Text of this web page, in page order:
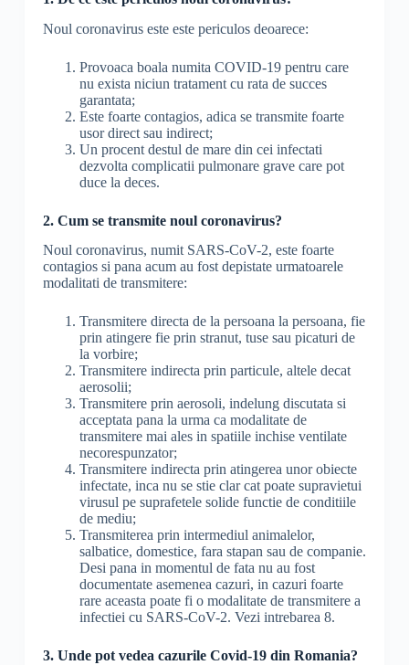
Noul coronavirus este este periculos deoarece:
Provoaca boala numita COVID-19 pentru care
nu exista niciun tratament cu rata de succes
garantata;
Este foarte contagios, adica se transmite foarte
usor direct sau indirect;
Un procent destul de mare din cei infectati
dezvolta complicatii pulmonare grave care pot
duce la deces.
2. Cum se transmite noul coronavirus?
Noul coronavirus, numit SARS-CoV-2, este foarte
contagios si pana acum au fost depistate urmatoarele
modalitati de transmitere:
Transmitere directa de la persoana la persoana, fie
prin atingere fie prin stranut, tuse sau picaturi de
la vorbire;
Transmitere indirecta prin particule, altele decat
aerosolii;
Transmitere prin aerosoli, indelung discutata si
acceptata pana la urma ca modalitate de
transmitere mai ales in spatiile inchise ventilate
necorespunzator;
Transmitere indirecta prin atingerea unor obiecte
infectate, inca nu se stie clar cat poate supravietui
virusul pe suprafetele solide functie de conditiile
de mediu;
Transmiterea prin intermediul animalelor,
salbatice, domestice, fara stapan sau de companie.
Desi pana in momentul de fata nu au fost
documentate asemenea cazuri, in cazuri foarte
rare aceasta poate fi o modalitate de transmitere a
infectiei cu SARS-CoV-2. Vezi intrebarea 8.
3. Unde pot vedea cazurile Covid-19 din Romania?